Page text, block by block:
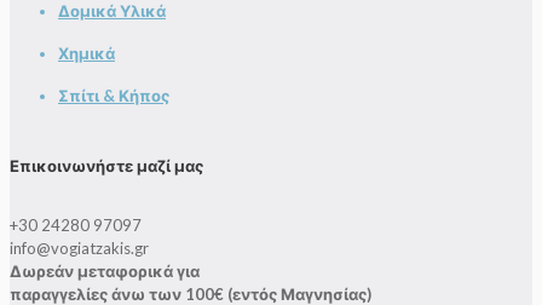
Δομικά Υλικά
Χημικά
Σπίτι & Κήπος
Επικοινωνήστε μαζί μας
+30 24280 97097
info@vogiatzakis.gr
Δωρεάν μεταφορικά για
παραγγελίες άνω των 100€ (εντός Μαγνησίας)